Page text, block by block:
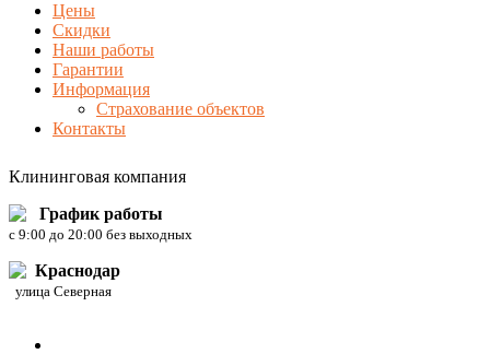
Цены
Скидки
Наши работы
Гарантии
Информация
Страхование объектов
Контакты
Клининговая компания
График работы
c 9:00 до 20:00 без выходных
Краснодар
улица Северная